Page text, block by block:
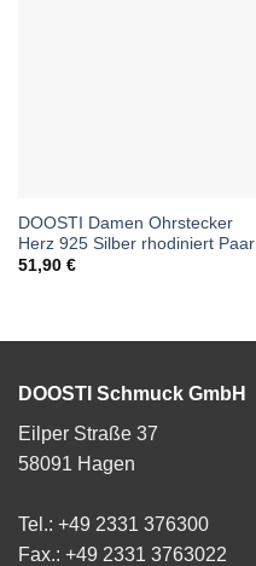
DOOSTI Damen Ohrstecker
Herz 925 Silber rhodiniert Paar
51,90 €
DOOSTI Schmuck GmbH
Eilper Straße 37
58091 Hagen
Tel.: +49 2331 376300
Fax.: +49 2331 3763022